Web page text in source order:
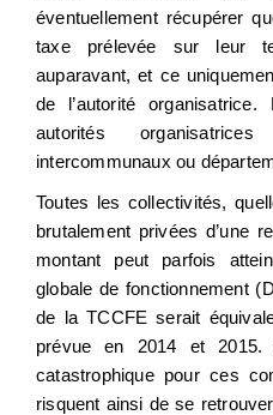
éventuellement récupérer
taxe prélevée sur leur
auparavant, et ce
de l’autorité
autorités
intercommunaux ou
Toutes les collectivités,
brutalement privées d’une
montant peut parfois
globale de fonctionnement
de la TCCFE serait
prévue en 2014 et 2015.
catastrophique pour ces
risquent ainsi de se